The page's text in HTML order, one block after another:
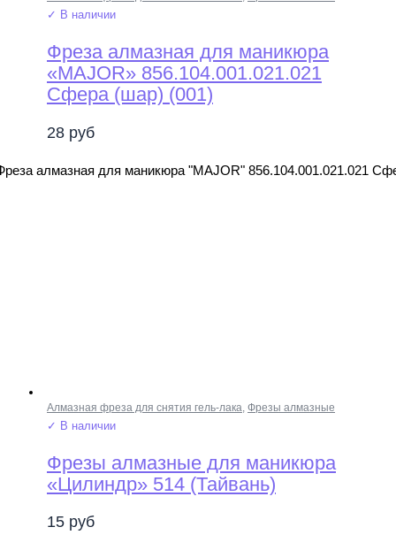
✓ В наличии
Фреза алмазная для маникюра
«MAJOR» 856.104.001.021.021
Сфера (шар) (001)
28 руб
алмазная для маникюра "MAJOR" 856.104.001.021.021
Алмазная фреза для снятия гель-лака Фрезы алмазные
✓ В наличии
Фрезы алмазные для маникюра
«Цилиндр» 514 (Тайвань)
15 руб